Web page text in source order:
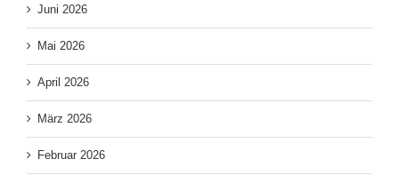
Juni 2026
Mai 2026
April 2026
März 2026
Februar 2026